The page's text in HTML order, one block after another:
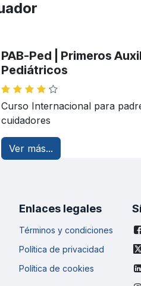
PAB-Ped | Primeros
Pediátricos
Curso Internacional para
cuidadores
Ver más...
Enlaces legales
Términos y condiciones
Política de privacidad
Política de cookies